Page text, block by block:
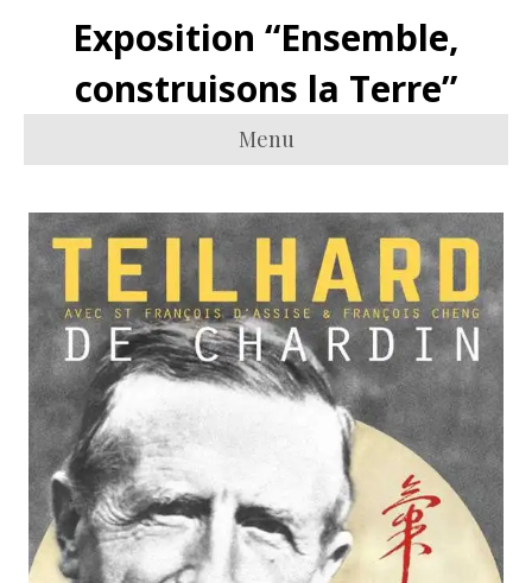
Exposition “Ensemble,
construisons la Terre”
Menu